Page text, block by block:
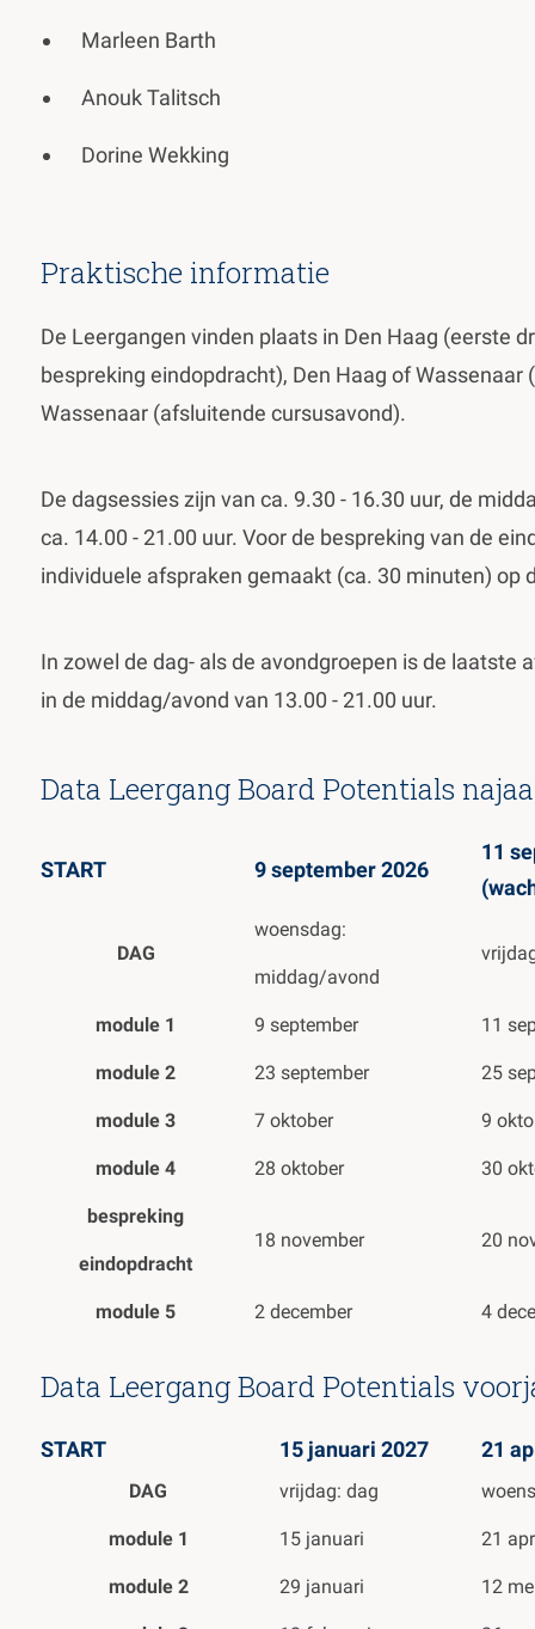
Marleen Barth
Anouk Talitsch
Dorine Wekking
Praktische informatie
De Leergangen vinden plaats in Den Haag (eerste
bespreking eindopdracht), Den Haag of Wassenaar
Wassenaar (afsluitende cursusavond).
De dagsessies zijn van ca. 9.30 - 16.30 uur, de
ca. 14.00 - 21.00 uur. Voor de bespreking van de
individuele afspraken gemaakt (ca. 30 minuten) op
In zowel de dag- als de avondgroepen is de laatste
in de middag/avond van 13.00 - 21.00 uur.
Data Leergang Board Potentials
START 9 september 2026
11
DAG
woensdag:
middag/avond
module 1 9 september 11
module 2 23 september 25
module 3 7 oktober 9
module 4 28 oktober 30
bespreking
eindopdracht
18 november 20
module 5 2 december 4
Data Leergang Board Potentials
START 15 januari 2027 21
DAG vrijdag: dag
module 1 15 januari 21
module 2 29 januari 12